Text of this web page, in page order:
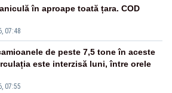
07:48
în aproape toată țara. COD
07:55
de peste 7,5 tone în aceste
este interzisă luni, între orele